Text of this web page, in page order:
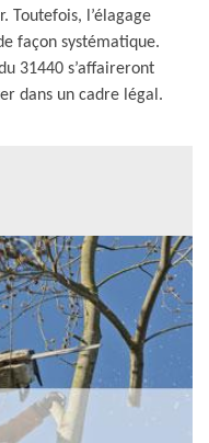
Toutefois, l’élagage
façon systématique.
31440 s’affaireront
dans un cadre légal.